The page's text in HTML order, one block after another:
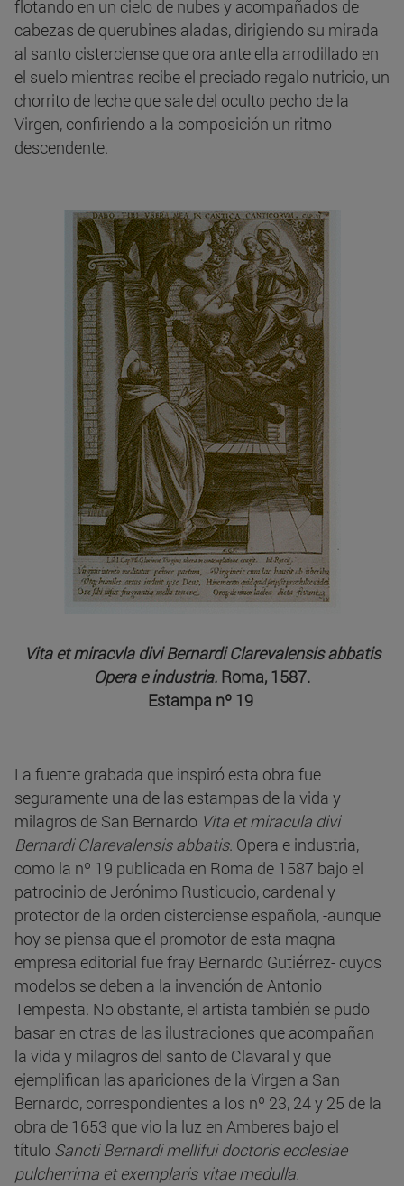
flotando en un cielo de nubes y acompañados de
cabezas de querubines aladas, dirigiendo su mirada
al santo cisterciense que ora ante ella arrodillado en
el suelo mientras recibe el preciado regalo nutricio, un
chorrito de leche que sale del oculto pecho de la
Virgen, confiriendo a la composición un ritmo
descendente.
Vita et miracvla divi Bernardi Clarevalensis abbatis
Opera e industria. Roma, 1587.
Estampa nº 19
La fuente grabada que inspiró esta obra fue
seguramente una de las estampas de la vida y
milagros de San Bernardo Vita et miracula divi
Bernardi Clarevalensis abbatis. Opera e industria,
como la nº 19 publicada en Roma de 1587 bajo el
patrocinio de Jerónimo Rusticucio, cardenal y
protector de la orden cisterciense española, -aunque
hoy se piensa que el promotor de esta magna
empresa editorial fue fray Bernardo Gutiérrez- cuyos
modelos se deben a la invención de Antonio
Tempesta. No obstante, el artista también se pudo
basar en otras de las ilustraciones que acompañan
la vida y milagros del santo de Clavaral y que
ejemplifican las apariciones de la Virgen a San
Bernardo, correspondientes a los nº 23, 24 y 25 de la
obra de 1653 que vio la luz en Amberes bajo el
título Sancti Bernardi mellifui doctoris ecclesiae
pulcherrima et exemplaris vitae medulla.